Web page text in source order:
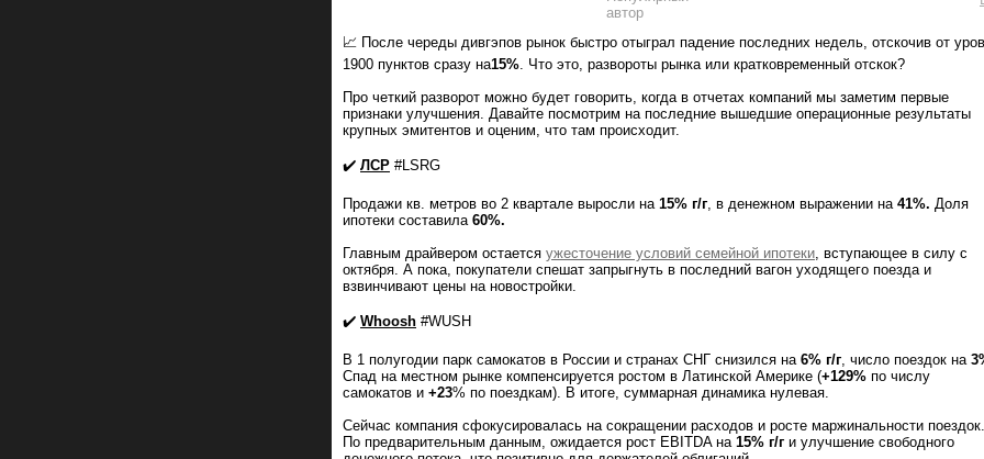
📈 После череды дивгэпов рынок быстро отыграл падение последних недель, отскочив от
1900 пунктов сразу на15% . Что это, развороты рынка или кратковременный отскок?
Про четкий разворот можно будет говорить, когда в отчетах компаний мы заметим первые
признаки улучшения. Давайте посмотрим на последние вышедшие операционные результаты
крупных эмитентов и оценим, что там происходит.
✔️ ЛСР #LSRG
Продажи кв. метров во 2 квартале выросли на 15% г/г , в денежном выражении на 41%. Доля
ипотеки составила 60%.
Главным драйвером остается ужесточение условий семейной ипотеки , вступающее в силу с
октября. А пока, покупатели спешат запрыгнуть в последний вагон уходящего поезда и
взвинчивают цены на новостройки.
✔️ Whoosh #WUSH
В 1 полугодии парк самокатов в России и странах СНГ снизился на 6% г/г , число поездок на
Спад на местном рынке компенсируется ростом в Латинской Америке (+129% по числу
самокатов и +23% по поездкам). В итоге, суммарная динамика нулевая.
Сейчас компания сфокусировалась на сокращении расходов и росте маржинальности поездок.
По предварительным данным, ожидается рост EBITDA на 15% г/г и улучшение свободного